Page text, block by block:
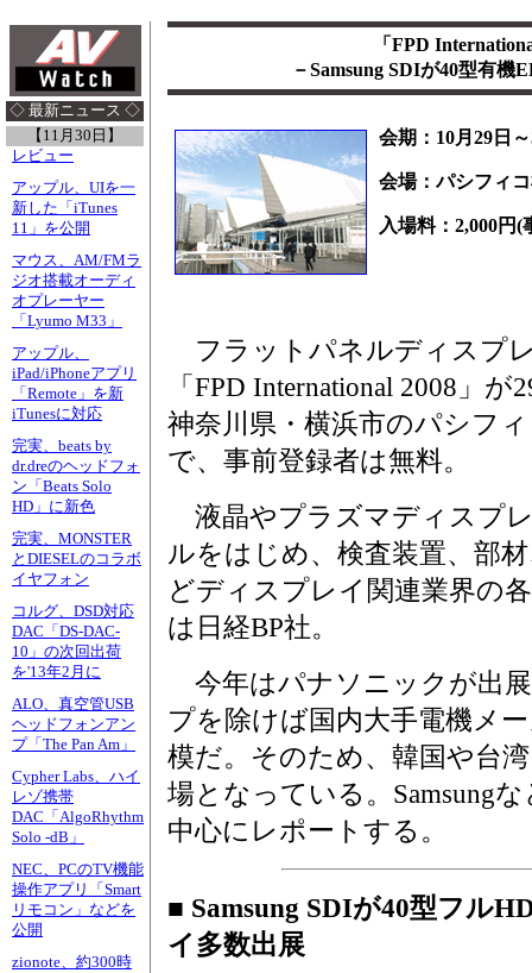
◇ 最新ニュース ◇
【11月30日】
レビュー
アップル、UIを一
新した「iTunes
11」を公開
マウス、AM/FMラ
ジオ搭載オーディ
オプレーヤー
「Lyumo M33」
アップル、
iPad/iPhoneアプリ
「Remote」を新
iTunesに対応
完実、beats by
dr.dreのヘッドフォ
ン「Beats Solo
HD」に新色
完実、MONSTER
とDIESELのコラボ
イヤフォン
コルグ、DSD対応
DAC「DS-DAC-
10」の次回出荷
を'13年2月に
ALO、真空管USB
ヘッドフォンアン
プ「The Pan Am」
Cypher Labs、ハイ
レゾ携帯
DAC「AlgoRhythm
Solo -dB」
NEC、PCのTV機能
操作アプリ「Smart
リモコン」などを
公開
zionote、約300時
「FPD
－Samsung SDIが40型有機
会期：10月29日
会場：パシフィ
入場料：2,000円
フラットパネルディスプ
「FPD International 2008」
神奈川県・横浜市のパシフ
で、事前登録者は無料。
液晶やプラズマディスプ
ルをはじめ、検査装置、部
どディスプレイ関連業界の
は日経BP社。
今年はパナソニックが出
プを除けば国内大手電機メ
模だ。そのため、韓国や台
場となっている。Samsung
中心にレポートする。
■ Samsung SDIが40型フル
イ多数出展